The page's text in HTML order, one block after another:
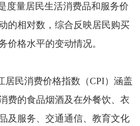
度量居民生活消费品和服务价
的相对数，综合反映居民购买
价格水平的变动情况。
居民消费价格指数（CPI）涵盖
费的食品烟酒及在外餐饮、衣
及服务、交通通信、教育文化